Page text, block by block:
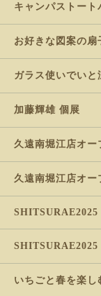
キャンパストー
お好きな図案の
ガラス使いでいと
加藤輝雄 個展
久遠南堀江店オー
久遠南堀江店オー
SHITSURAE2025
SHITSURAE2025
いちごと春を楽し